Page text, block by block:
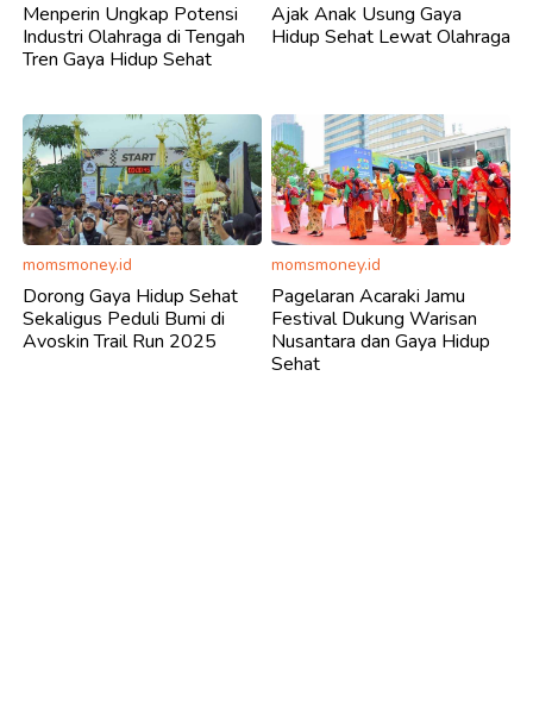
Menperin Ungkap Potensi
Industri Olahraga di Tengah
Tren Gaya Hidup Sehat
Ajak Anak Usung Gaya
Hidup Sehat Lewat Olahraga
momsmoney.id
Dorong Gaya Hidup Sehat
Sekaligus Peduli Bumi di
Avoskin Trail Run 2025
momsmoney.id
Pagelaran Acaraki Jamu
Festival Dukung Warisan
Nusantara dan Gaya Hidup
Sehat